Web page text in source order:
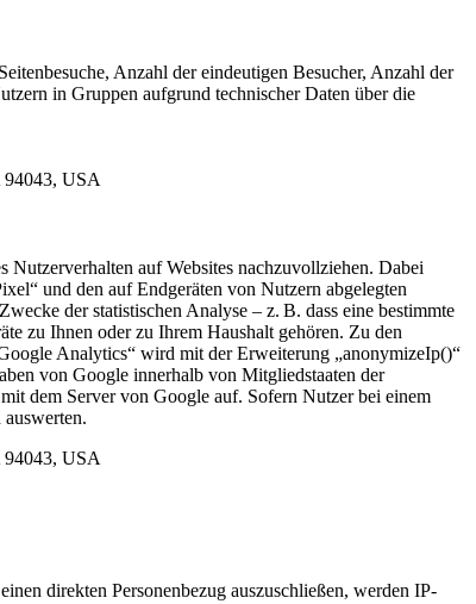
Anzahl der eindeutigen Besucher, Anzahl der
in Gruppen aufgrund technischer Daten über die
94043, USA
auf Websites nachzuvollziehen. Dabei
und den auf Endgeräten von Nutzern abgelegten
der statistischen Analyse – z. B. dass eine bestimmte
zu Ihnen oder zu Ihrem Haushalt gehören. Zu den
Analytics“ wird mit der Erweiterung „anonymizeIp()“
von Google innerhalb von Mitgliedstaaten der
dem Server von Google auf. Sofern Nutzer bei einem
94043, USA
direkten Personenbezug auszuschließen, werden IP-